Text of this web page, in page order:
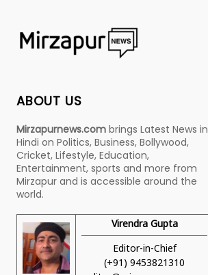
ABOUT US
Mirzapurnews.com brings Latest News in
Hindi on Politics, Business, Bollywood,
Cricket, Lifestyle, Education,
Entertainment, sports and more from
Mirzapur and is accessible around the
world.
Virendra Gupta
Editor-in-Chief
(+91) 9453821310